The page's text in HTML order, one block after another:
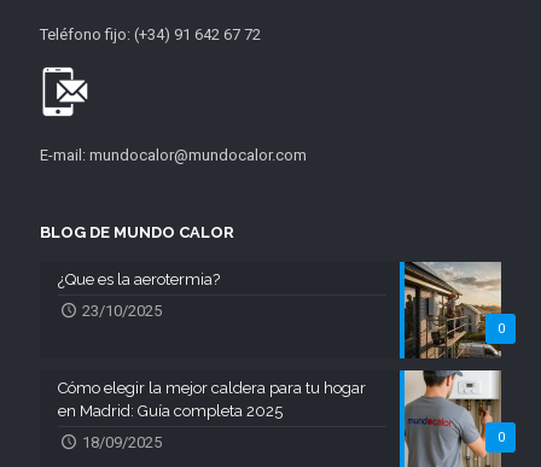
Teléfono fijo: (+34) 91 642 67 72
E-mail: mundocalor@mundocalor.com
BLOG DE MUNDO CALOR
0
¿Que es la aerotermia?
23/10/2025
0
Cómo elegir la mejor caldera para tu hogar
en Madrid: Guía completa 2025
18/09/2025